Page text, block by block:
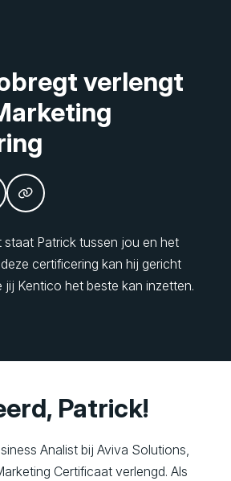
verlengt
staat Patrick tussen jou en het
certificering kan hij gericht
Kentico het beste kan inzetten.
Patrick!
Analist bij Aviva Solutions,
Certificaat verlengd. Als